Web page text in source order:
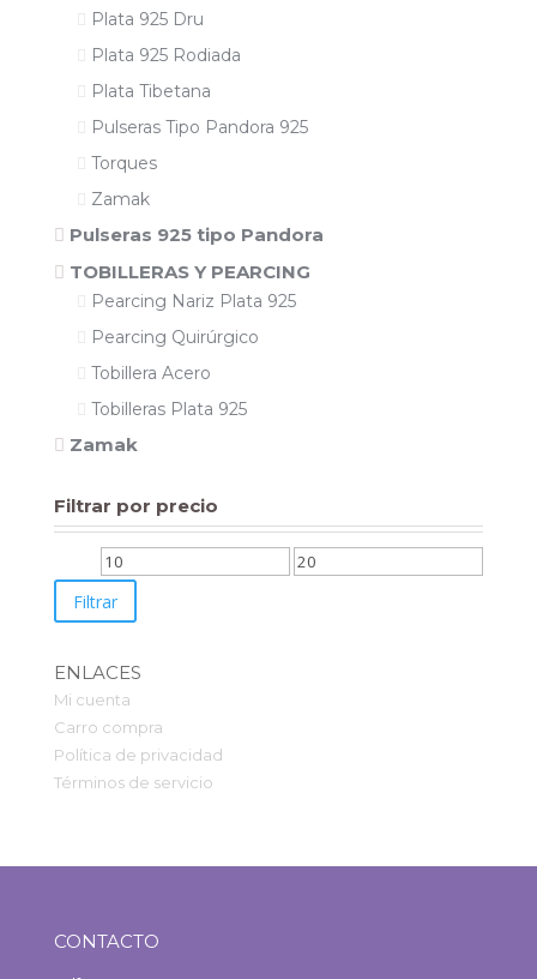
Plata 925 Dru
Plata 925 Rodiada
Plata Tibetana
Pulseras Tipo Pandora 925
Torques
Zamak
Pulseras 925 tipo Pandora
TOBILLERAS Y PEARCING
Pearcing Nariz Plata 925
Pearcing Quirúrgico
Tobillera Acero
Tobilleras Plata 925
Zamak
Filtrar por precio
Precio
mínimo
Precio
Filtrar
ENLACES
Mi cuenta
Carro compra
Política de privacidad
Términos de servicio
CONTACTO